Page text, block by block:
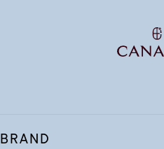
BRAND